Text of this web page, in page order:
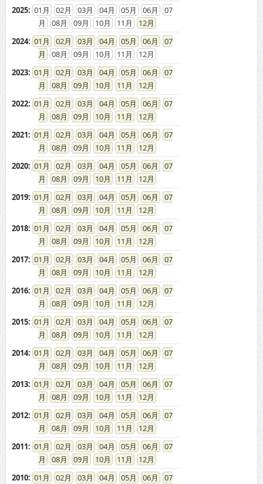
2025: 01 02 03 04 05 06
07
08
09 10 11
12
2024: 01 02 03 04 05 06
07
08
09 10 11
12
2023: 01 02 03 04 05 06
07
08
09 10 11
12
2022: 01 02 03 04 05 06
07
08
09 10 11
12
2021: 01 02 03 04 05 06
07
08
09 10 11
12
2020: 01 02 03 04 05 06
07
08
09 10 11
12
2019: 01 02 03 04 05 06
07
08
09 10 11
12
2018: 01 02 03 04 05 06
07
08
09 10 11
12
2017: 01 02 03 04 05 06
07
08
09 10 11
12
2016: 01 02 03 04 05 06
07
08
09 10 11
12
2015: 01 02 03 04 05 06
07
08
09 10 11
12
2014: 01 02 03 04 05 06
07
08
09 10 11
12
2013: 01 02 03 04 05 06
07
08
09 10 11
12
2012: 01 02 03 04 05 06
07
08
09 10 11
12
2011: 01 02 03 04 05 06
07
08
09 10 11
12
2010: 01 02 03 04 05 06
07